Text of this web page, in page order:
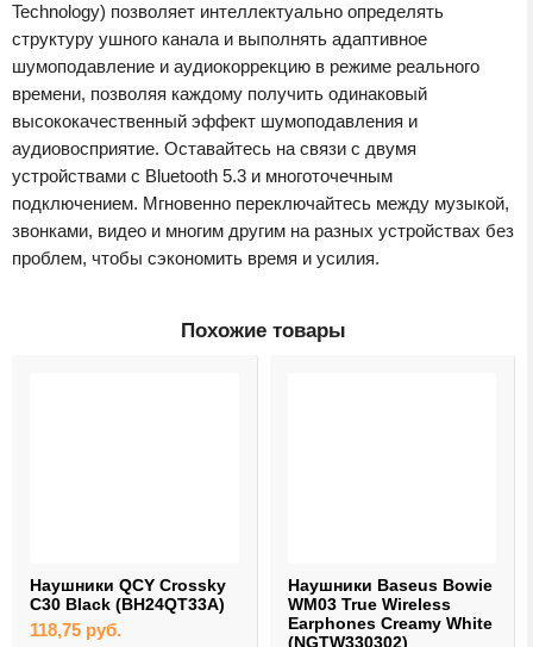
Technology) позволяет интеллектуально определять
структуру ушного канала и выполнять адаптивное
шумоподавление и аудиокоррекцию в режиме реального
времени, позволяя каждому получить одинаковый
высококачественный эффект шумоподавления и
аудиовосприятие. Оставайтесь на связи с двумя
устройствами с Bluetooth 5.3 и многоточечным
подключением. Мгновенно переключайтесь между музыкой,
звонками, видео и многим другим на разных устройствах без
проблем, чтобы сэкономить время и усилия.
Похожие товары
Наушники QCY Crossky
C30 Black (BH24QT33A)
118,75 руб.
Наушники Baseus Bowie
WM03 True Wireless
Earphones Creamy White
(NGTW330302)